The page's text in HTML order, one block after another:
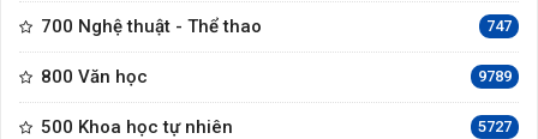
700 Nghệ thuật - Thể thao 747
800 Văn học 9789
500 Khoa học tự nhiên 5727